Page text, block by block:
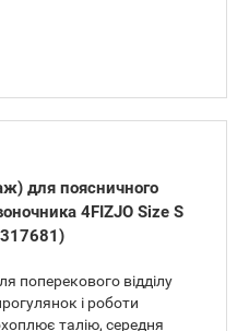
Прати зручно, форма
для поясничного
4FIZJO Size S
поперекового відділу
і роботи
талію, середня